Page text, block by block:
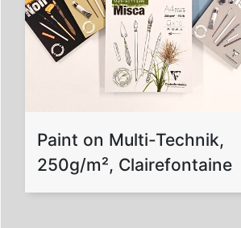
Paint on Multi-Technik,
250g/m², Clairefontaine